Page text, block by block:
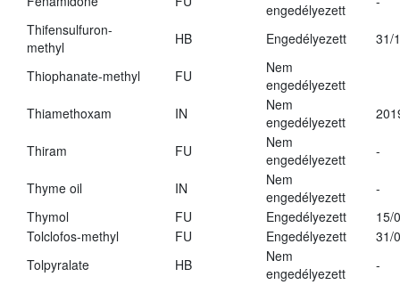
engedélyezett
Thifensulfuron-
methyl
HB Engedélyezett 31/
Thiophanate-methyl FU
Nem
engedélyezett
Thiamethoxam
IN
Nem
engedélyezett
Thiram FU
Nem
engedélyezett
-
Thyme oil IN
Nem
engedélyezett
-
Thymol
FU Engedélyezett
15/
Tolclofos-methyl
FU Engedélyezett
31/
Tolpyralate
HB
Nem
engedélyezett
-